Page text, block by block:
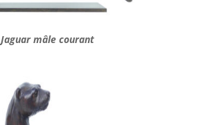
Jaguar mâle courant